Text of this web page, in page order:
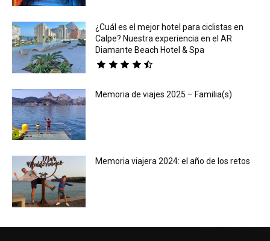
¿Cuál es el mejor hotel para ciclistas en
Calpe? Nuestra experiencia en el AR
Diamante Beach Hotel & Spa
Memoria de viajes 2025 – Familia(s)
Memoria viajera 2024: el año de los retos